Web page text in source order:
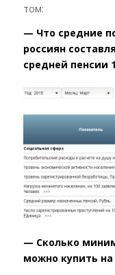
том:
— Что средние
россиян
средней пенсии
— Сколько
можно купить